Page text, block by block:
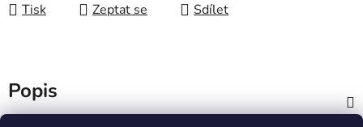
Tisk Zeptat se Sdílet
Popis